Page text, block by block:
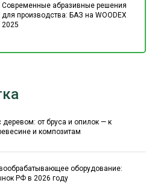
Современные абразивные решения
для производства: БАЗ на WOODEX
2025
от бруса и опилок — к
и композитам
оборудование:
РФ в 2026 году